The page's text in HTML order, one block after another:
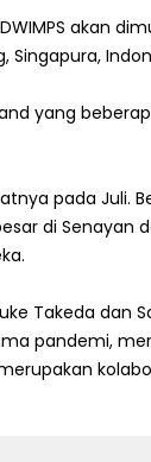
akan
Singapura,
yang
pada Juli.
di Senayan
Takeda dan
pandemi,